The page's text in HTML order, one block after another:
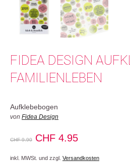
FIDEA DESIGN
FAMILIENLEBEN
Aufklebebogen
von Fidea Design
CHF9.90
Ursprünglicher
CHF 4.95Aktueller
inkl. MWSt. und zzgl. Versandkosten